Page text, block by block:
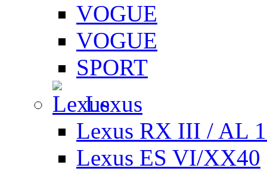
VOGUE
VOGUE
SPORT
Lexus
Lexus RX III / AL
Lexus ES VI/XX40